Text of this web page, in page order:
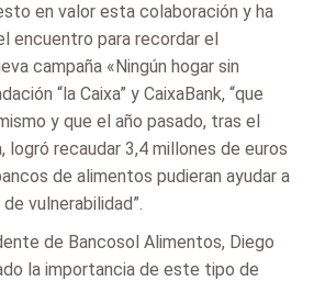
en valor esta colaboración y ha
encuentro para recordar el
campaña «Ningún hogar sin
“la Caixa” y CaixaBank, “que
y que el año pasado, tras el
logró recaudar 3,4 millones de euros
de alimentos pudieran ayudar a
vulnerabilidad”.
de Bancosol Alimentos, Diego
la importancia de este tipo de